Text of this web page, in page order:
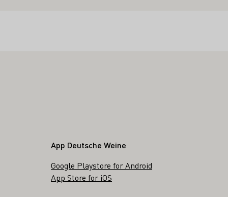
App Deutsche Weine
Google Playstore for Android
App Store for iOS